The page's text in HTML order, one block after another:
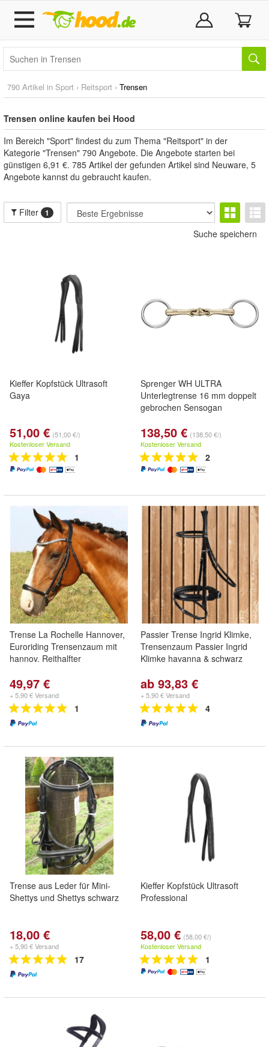
790 Artikel in Sport › Reitsport › Trensen
Trensen online kaufen bei Hood
Im Bereich "Sport" findest du zum Thema "Reitsport" in der
Kategorie "Trensen" 790 Angebote. Die Angebote starten bei
günstigen 6,91 €. 785 Artikel der gefunden Artikel sind Neuware, 5
Angebote kannst du gebraucht kaufen.
Filter 1
Suche speichern
Kieffer Kopfstück Ultrasoft
Gaya
51,00 € (51,00 €/)
Kostenloser Versand
1
Sprenger WH ULTRA
Unterlegtrense 16 mm doppelt
gebrochen Sensogan
138,50 € (138,50 €/)
Kostenloser Versand
2
Trense La Rochelle Hannover,
Euroriding Trensenzaum mit
hannov. Reithalfter
49,97 €
+ 5,90 € Versand
1
Passier Trense Ingrid Klimke,
Trensenzaum Passier Ingrid
Klimke havanna & schwarz
ab 93,83 €
+ 5,90 € Versand
4
Trense aus Leder für Mini-
Shettys und Shettys schwarz
18,00 €
+ 5,90 € Versand
17
Kieffer Kopfstück Ultrasoft
Professional
58,00 € (58,00 €/)
Kostenloser Versand
1